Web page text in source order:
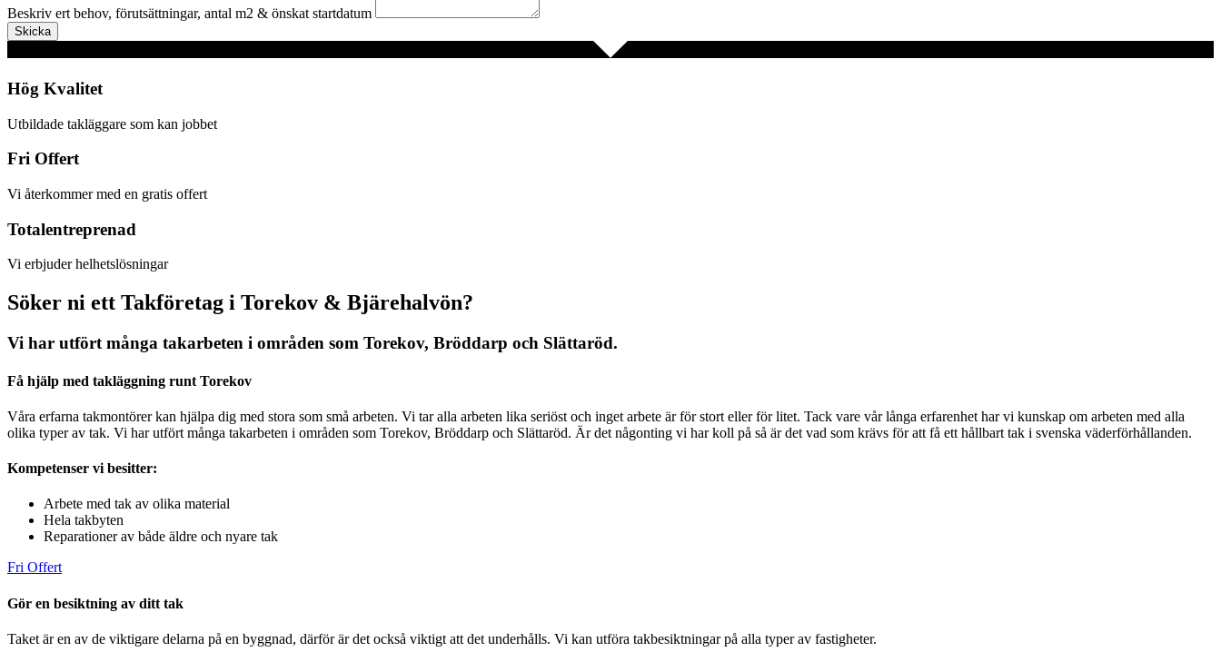
Beskriv ert behov, förutsättningar, antal m2 & önskat startdatum
Skicka
Hög Kvalitet
Utbildade takläggare som kan jobbet
Fri Offert
Vi återkommer med en gratis offert
Totalentreprenad
Vi erbjuder helhetslösningar
Söker ni ett Takföretag i Torekov & Bjärehalvön?
Vi har utfört många takarbeten i områden som Torekov, Bröddarp och Slättaröd.
Få hjälp med takläggning runt Torekov
Våra erfarna takmontörer kan hjälpa dig med stora som små arbeten. Vi tar alla arbeten lika seriöst och inget arbete är för stort eller för litet. Tack vare vår långa erfarenhet har vi kunskap om arbeten med alla
olika typer av tak. Vi har utfört många takarbeten i områden som Torekov, Bröddarp och Slättaröd. Är det någonting vi har koll på så är det vad som krävs för att få ett hållbart tak i svenska väderförhållanden.
Kompetenser vi besitter:
Arbete med tak av olika material
Hela takbyten
Reparationer av både äldre och nyare tak
Fri Offert
Gör en besiktning av ditt tak
Taket är en av de viktigare delarna på en byggnad, därför är det också viktigt att det underhålls. Vi kan utföra takbesiktningar på alla typer av fastigheter.